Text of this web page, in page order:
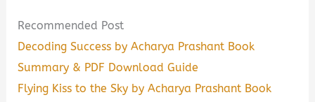
Recommended Post
Decoding Success by Acharya Prashant Book
Summary & PDF Download Guide
Flying Kiss to the Sky by Acharya Prashant Book